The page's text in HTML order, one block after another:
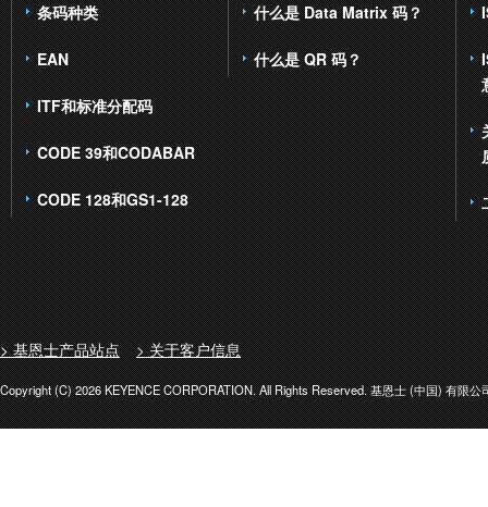
条码种类
EAN
ITF和标准分配码
CODE 39和CODABAR
CODE 128和GS1-128
什么是 Data Matrix 码？
什么是 QR 码？
> 基恩士产品站点 > 关于客户信息
Copyright (C) 2026 KEYENCE CORPORATION. All Rights Reserved. 基恩士 (中国) 有限公